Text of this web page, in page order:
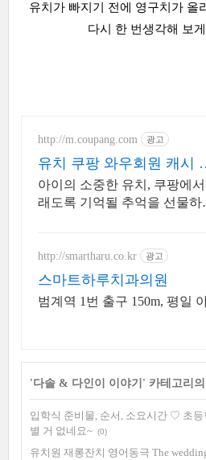
유치가 빠지기 전에 영구치가 올
다시 한 번생각해 보
http://m.coupang.com 광고
유치 쿠팡 와우회원 캐시
립
아이의 소중한 유치, 쿠팡에서
래도록 기억될 추억을 선물하
품을 만나보세요.
http://smartharu.co.kr 광고
스마트하루치과의원
범계역 1번 출구 150m, 평일
'다솔 & 다인이 이야기 ' 카테고리
입학식 준비물, 순서, 소요시간 ♡ 초등
별 거 없네요~ (0)
유치원 재롱잔치 영어동극 The